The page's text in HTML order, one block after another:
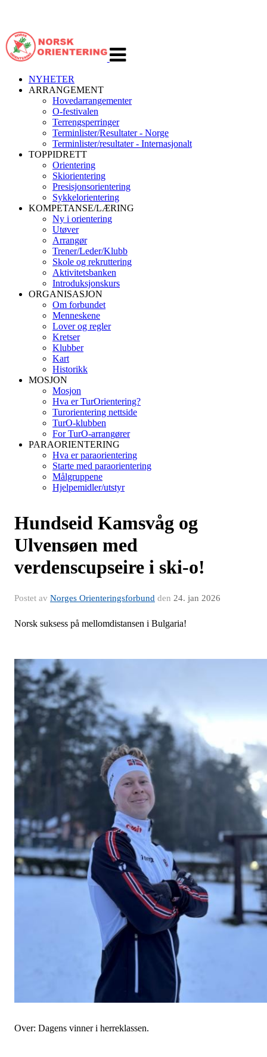
navigasjon
NYHETER
ARRANGEMENT
Hovedarrangementer
O-festivalen
Terrengsperringer
Terminlister/Resultater - Norge
Terminlister/resultater - Internasjonalt
TOPPIDRETT
Orientering
Skiorientering
Presisjonsorientering
Sykkelorientering
KOMPETANSE/LÆRING
Ny i orientering
Utøver
Arrangør
Trener/Leder/Klubb
Skole og rekruttering
Aktivitetsbanken
Introduksjonskurs
ORGANISASJON
Om forbundet
Menneskene
Lover og regler
Kretser
Klubber
Kart
Historikk
MOSJON
Mosjon
Hva er TurOrientering?
Turorientering nettside
TurO-klubben
For TurO-arrangører
PARAORIENTERING
Hva er paraorientering
Starte med paraorientering
Målgruppene
Hjelpemidler/utstyr
Hundseid Kamsvåg og
Ulvensøen med
verdenscupseire i ski-o!
Postet av Norges Orienteringsforbund den 24. jan 2026
Norsk suksess på mellomdistansen i Bulgaria!
Over: Dagens vinner i herreklassen.